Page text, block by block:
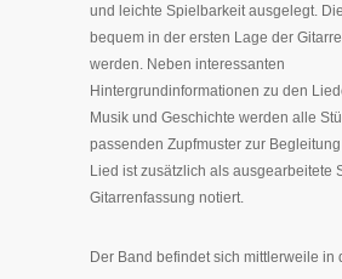
und leichte Spielbarkeit ausgelegt.
bequem in der ersten Lage der
werden. Neben interessanten
Hintergrundinformationen zu den
Musik und Geschichte werden alle
passenden Zupfmuster zur
Lied ist zusätzlich als ausgearbeitete
Gitarrenfassung notiert.
Der Band befindet sich mittlerweile in